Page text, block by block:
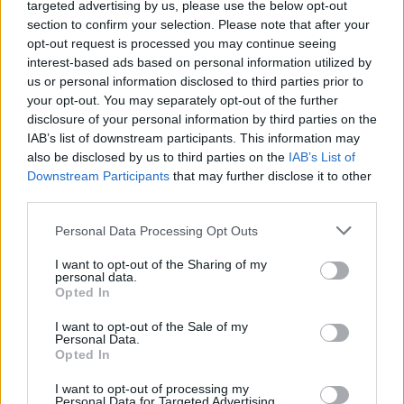
targeted advertising by us, please use the below opt-out
section to confirm your selection. Please note that after your
opt-out request is processed you may continue seeing
interest-based ads based on personal information utilized by
us or personal information disclosed to third parties prior to
your opt-out. You may separately opt-out of the further
disclosure of your personal information by third parties on the
IAB’s list of downstream participants. This information may
also be disclosed by us to third parties on the IAB’s List of
Downstream Participants that may further disclose it to other
Please note that this website/app uses one or more Google
not limited to your visit or usage behaviour. You may click to
grant or deny consent to Google and its third-party tags to
use your data for below specified purposes in below Google
consent section.
Personal Data Processing Opt Outs
I want to opt-out of the Sharing of my
personal data.
Opted In
I want to opt-out of the Sale of my
Personal Data.
Opted In
I want to opt-out of processing my
mint tudja avatott idegen az idegenét, mint
tud műveltebb fehér ember nézni olasz
képet, hallgatni német zenét, ha nem is érzi
közben ugyanazt és mindazt, mit az olasz,
mit a német ember.”
Ignotus: Arany. 1817–1917. március 2. A teljes
Üdvözlet Nagyszalontáról. Toldi Miklós tér az artézi
kúttal (képes levelezőlap, 1909, Országos Széchényi
Könyvtár, Plakát- és Kisnyomtatványtár) a Digitális
Képkönyvtároldalán.